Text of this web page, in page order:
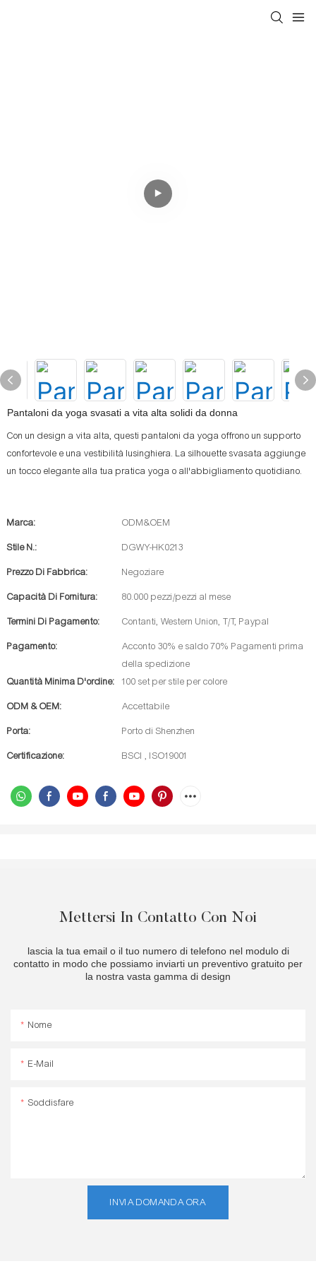
Pantaloni da yoga svasati a vita alta solidi da donna
Con un design a vita alta, questi pantaloni da yoga offrono un supporto
confortevole e una vestibilità lusinghiera. La silhouette svasata aggiunge
un tocco elegante alla tua pratica yoga o all'abbigliamento quotidiano.
Marca: ODM&OEM
Stile N.: DGWY-HK0213
Prezzo Di Fabbrica: Negoziare
Capacità Di Fornitura: 80.000 pezzi/pezzi al mese
Termini Di Pagamento: Contanti, Western Union, T/T, Paypal
Pagamento:
Acconto 30% e saldo 70% Pagamenti prima
della spedizione
Quantità Minima D'ordine:
100 set per stile per colore
ODM & OEM: Accettabile
Porta: Porto di Shenzhen
Certificazione: BSCI , ISO19001
Mettersi In Contatto Con Noi
lascia la tua email o il tuo numero di telefono nel modulo di
contatto in modo che possiamo inviarti un preventivo gratuito per
la nostra vasta gamma di design
Nome
E-Mail
Soddisfare
INVIA DOMANDA ORA